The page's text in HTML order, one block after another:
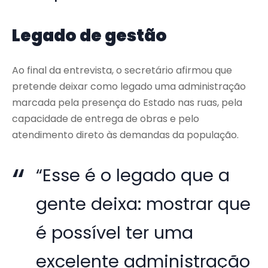
Legado de gestão
Ao final da entrevista, o secretário afirmou que
pretende deixar como legado uma administração
marcada pela presença do Estado nas ruas, pela
capacidade de entrega de obras e pelo
atendimento direto às demandas da população.
“Esse é o legado que a
gente deixa: mostrar que
é possível ter uma
excelente administração